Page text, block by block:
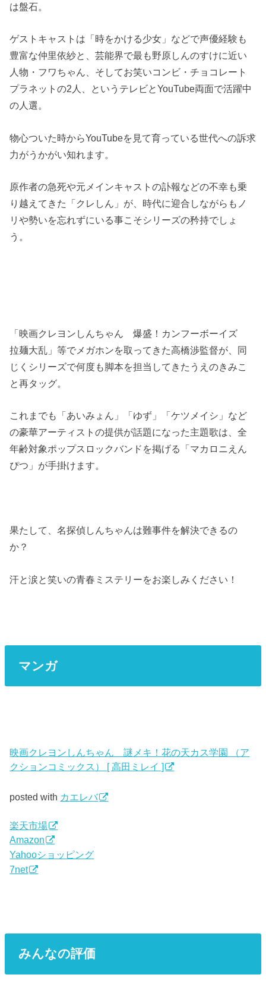
は盤石。
ゲストキャストは「時をかける少女」などで声優経験も
豊富な仲里依紗と、芸能界で最も野原しんのすけに近い
人物・フワちゃん、そしてお笑いコンビ・チョコレート
プラネットの2人、というテレビとYouTube両面で活躍中
の人選。
物心ついた時からYouTubeを見て育っている世代への訴求
力がうかがい知れます。
原作者の急死や元メインキャストの訃報などの不幸も乗
り越えてきた「クレしん」が、時代に迎合しながらもノ
リや勢いを忘れずにいる事こそシリーズの矜持でしょ
う。
「映画クレヨンしんちゃん 爆盛！カンフーボーイズ
拉麺大乱」等でメガホンを取ってきた高橋渉監督が、同
じくシリーズで何度も脚本を担当してきたうえのきみこ
と再タッグ。
これまでも「あいみょん」「ゆず」「ケツメイシ」など
の豪華アーティストの提供が話題になった主題歌は、全
年齢対象ポップスロックバンドを掲げる「マカロニえん
ぴつ」が手掛けます。
果たして、名探偵しんちゃんは難事件を解決できるの
か？
汗と涙と笑いの青春ミステリーをお楽しみください！
マンガ
映画クレヨンしんちゃん 謎メキ！花の天カス学園 （ア
クションコミックス） [ 高田ミレイ ]
posted with カエレバ
楽天市場
Amazon
Yahooショッピング
7net
みんなの評価